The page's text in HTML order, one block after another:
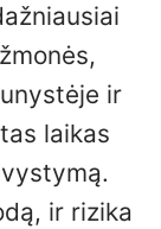
ir
laikas
ir rizika